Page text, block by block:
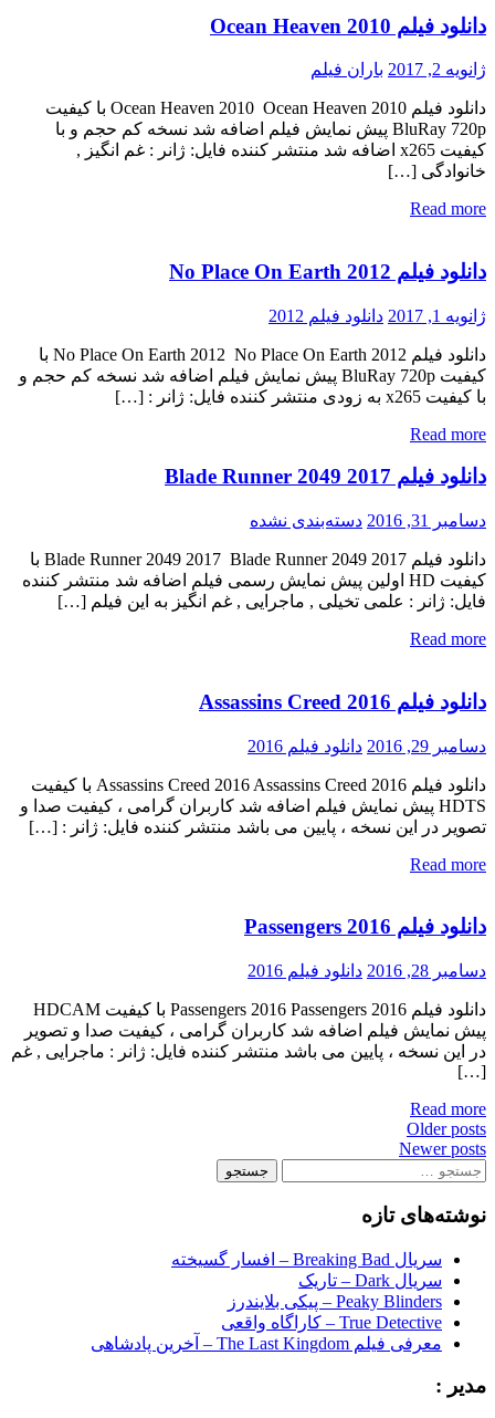
دانلود فیلم Ocean Heaven 2010
ژانویه 2, 2017 باران فیلم
دانلود فیلم Ocean Heaven 2010 Ocean Heaven 2010 با کیفیت
BluRay 720p پیش نمایش فیلم اضافه شد نسخه کم حجم و با
کیفیت x265 اضافه شد منتشر کننده فایل: ژانر : غم انگیز ,
خانوادگی […]
Read more
دانلود فیلم No Place On Earth 2012
ژانویه 1, 2017 دانلود فیلم 2012
دانلود فیلم No Place On Earth 2012 No Place On Earth 2012 با
کیفیت BluRay 720p پیش نمایش فیلم اضافه شد نسخه کم حجم و
با کیفیت x265 به زودی منتشر کننده فایل: ژانر : […]
Read more
دانلود فیلم Blade Runner 2049 2017
دسامبر 31, 2016 دسته‌بندی نشده
دانلود فیلم Blade Runner 2049 2017 Blade Runner 2049 2017 با
کیفیت HD اولین پیش نمایش رسمی فیلم اضافه شد منتشر کننده
فایل: ژانر : علمی تخیلی , ماجرایی , غم انگیز به این فیلم […]
Read more
دانلود فیلم Assassins Creed 2016
دسامبر 29, 2016 دانلود فیلم 2016
دانلود فیلم Assassins Creed 2016 Assassins Creed 2016 با کیفیت
HDTS پیش نمایش فیلم اضافه شد کاربران گرامی ، کیفیت صدا و
تصویر در این نسخه ، پایین می باشد منتشر کننده فایل: ژانر : […]
Read more
دانلود فیلم Passengers 2016
دسامبر 28, 2016 دانلود فیلم 2016
دانلود فیلم Passengers 2016 Passengers 2016 با کیفیت HDCAM
پیش نمایش فیلم اضافه شد کاربران گرامی ، کیفیت صدا و تصویر
در این نسخه ، پایین می باشد منتشر کننده فایل: ژانر : ماجرایی , غم
[…]
Read more
Posts
navigation
Older posts
Newer posts
جستجو
نوشته‌های تازه
سریال Breaking Bad – افسار گسیخته
سریال Dark – تاریک
Peaky Blinders – پیکی بلایندرز
True Detective – کاراگاه واقعی
معرفی فیلم The Last Kingdom – آخرین پادشاهی
مدیر :